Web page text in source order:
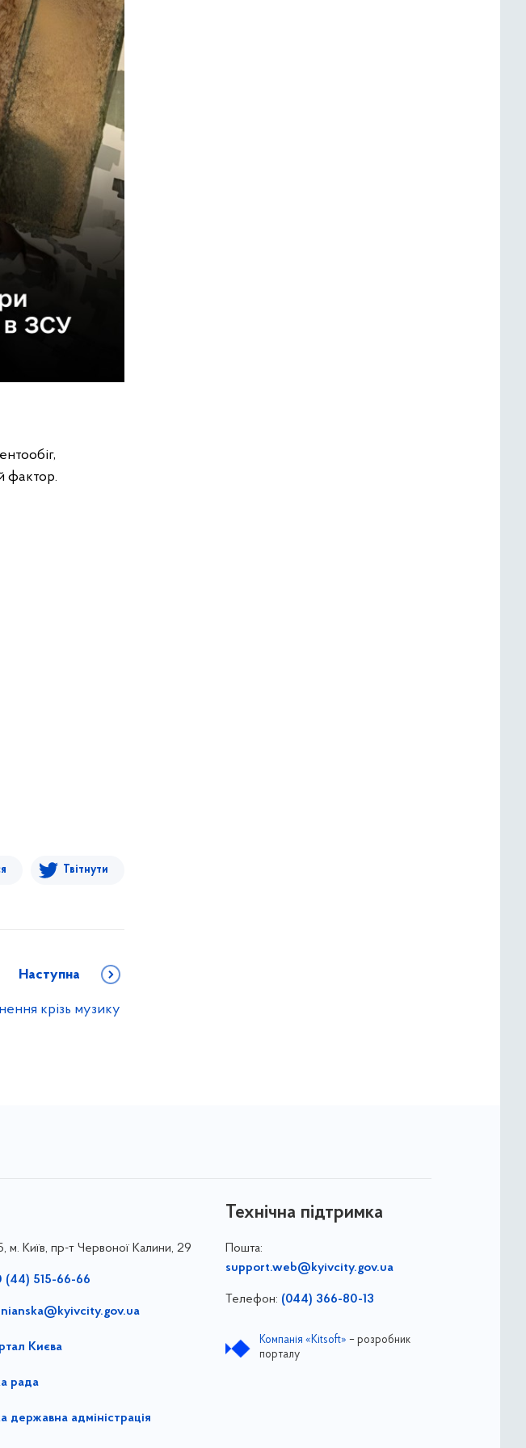
фактор.
Твітнути
Наступна
крізь музику
м. Київ, пр-т Червоної Калини, 29
(44) 515-66-66
Києва
рада
державна адміністрація
Технічна підтримка
Пошта:
support.web@kyivcity.gov.ua
Телефон: (044) 366-80-13
Компанія «Kitsoft» – розробник
порталу